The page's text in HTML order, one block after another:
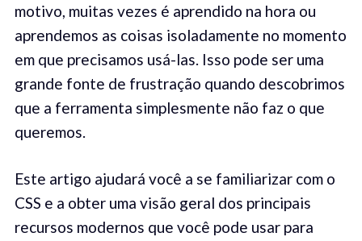
motivo, muitas vezes é aprendido na hora ou
aprendemos as coisas isoladamente no momento
em que precisamos usá-las. Isso pode ser uma
grande fonte de frustração quando descobrimos
que a ferramenta simplesmente não faz o que
queremos.
Este artigo ajudará você a se familiarizar com o
CSS e a obter uma visão geral dos principais
recursos modernos que você pode usar para